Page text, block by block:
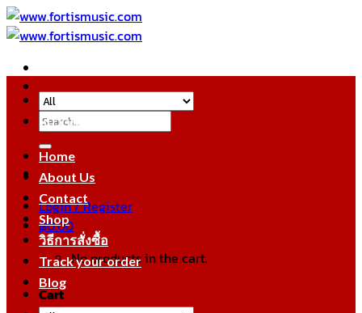
Skip
to
Search
for:
Login / Register
฿0.00
No products in the cart.
Cart
หมวดหมู่สินค้า
Home
About Us
Contact
Shop
วิธีการสั่งซื้อ
Track your order
Blog